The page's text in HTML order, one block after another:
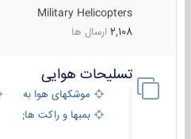
Military Helicopters
2,108 ارسال ها
تسلیحات هوایی
موشکهای هوا به هوا
بمبها و راکت های هوایی